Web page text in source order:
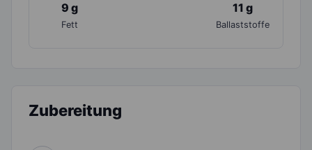
9 g
Fett
11 g
Ballaststoffe
Zubereitung